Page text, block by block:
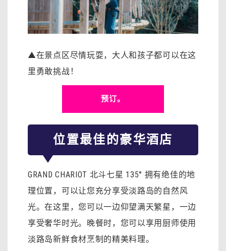
▲在景点区尽情玩耍，大人和孩子都可以在这
里勇敢挑战！
预订。
位置最佳的豪华酒店
GRAND CHARIOT 北斗七星 135° 拥有绝佳的地
理位置，可以让您充分享受淡路岛的自然风
光。在这里，您可以一边仰望满天繁星，一边
享受奢华时光。晚餐时，您可以享用厨师使用
淡路岛新鲜食材烹制的精美料理。